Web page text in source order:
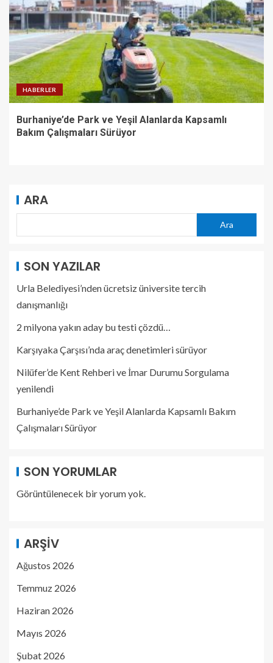
HABERLER
Burhaniye’de Park ve Yeşil Alanlarda Kapsamlı
Bakım Çalışmaları Sürüyor
ARA
Ara
SON YAZILAR
Urla Belediyesi’nden ücretsiz üniversite tercih
danışmanlığı
2 milyona yakın aday bu testi çözdü…
Karşıyaka Çarşısı’nda araç denetimleri sürüyor
Nilüfer’de Kent Rehberi ve İmar Durumu Sorgulama
yenilendi
Burhaniye’de Park ve Yeşil Alanlarda Kapsamlı Bakım
Çalışmaları Sürüyor
SON YORUMLAR
Görüntülenecek bir yorum yok.
ARŞIV
Ağustos 2026
Temmuz 2026
Haziran 2026
Mayıs 2026
Şubat 2026